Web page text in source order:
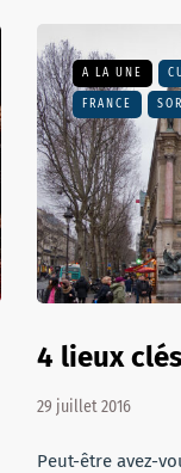
A LA UNE
FRANCE
4 lieux
29 juillet 2016
Peut-être avez-